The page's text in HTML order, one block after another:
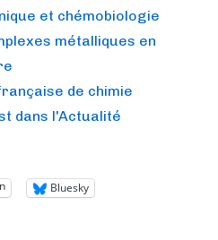
et chémobiologie
métalliques en
de chimie
dans l'Actualité
Bluesky